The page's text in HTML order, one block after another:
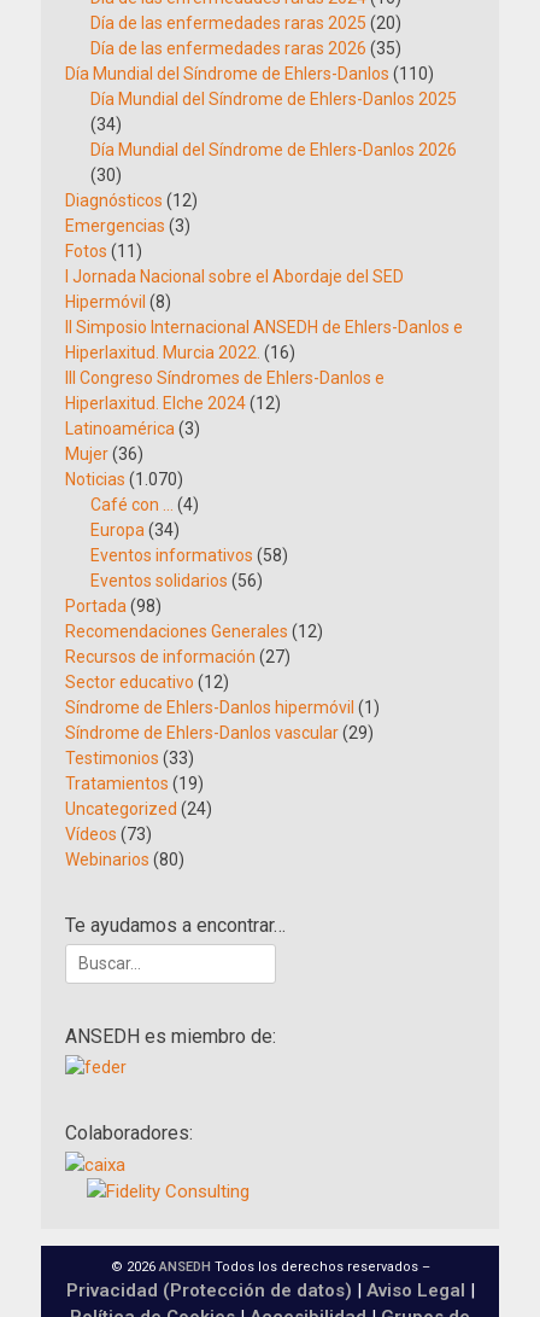
Día de las enfermedades raras 2025 (20)
Día de las enfermedades raras 2026 (35)
Día Mundial del Síndrome de Ehlers-Danlos (110)
Día Mundial del Síndrome de Ehlers-Danlos 2025
(34)
Día Mundial del Síndrome de Ehlers-Danlos 2026
(30)
Diagnósticos (12)
Emergencias (3)
Fotos (11)
I Jornada Nacional sobre el Abordaje del SED
Hipermóvil (8)
II Simposio Internacional ANSEDH de Ehlers-Danlos e
Hiperlaxitud. Murcia 2022. (16)
III Congreso Síndromes de Ehlers-Danlos e
Hiperlaxitud. Elche 2024(12)
Latinoamérica (3)
Mujer(36)
Noticias (1.070)
Café con …
(4)
Europa (34)
Eventos informativos (58)
Eventos solidarios (56)
Portada (98)
Recomendaciones Generales (12)
Recursos de información (27)
Sector educativo (12)
Síndrome de Ehlers-Danlos hipermóvil (1)
Síndrome de Ehlers-Danlos vascular(29)
Testimonios (33)
Tratamientos (19)
Uncategorized (24)
Vídeos (73)
Webinarios (80)
Te ayudamos a encontrar…
Buscar:
ANSEDH es miembro de:
Colaboradores:
© 2026ANSEDH Todos los derechos reservados –
Privacidad (Protección de datos) | Aviso Legal |